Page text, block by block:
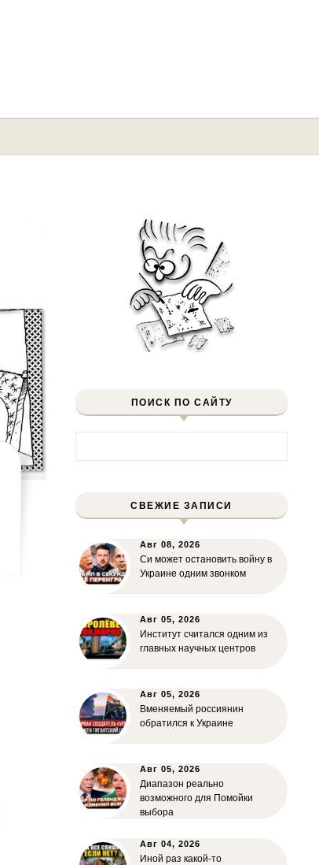
ПОИСК ПО САЙТУ
СВЕЖИЕ ЗАПИСИ
Авг 08, 2026
Си может остановить войну в
Украине одним звонком
Авг 05, 2026
Институт считался одним из
главных научных центров
Авг 05, 2026
Вменяемый россиянин
обратился к Украине
Авг 05, 2026
Диапазон реально
возможного для Помойки
выбора
Авг 04, 2026
Иной раз какой-то